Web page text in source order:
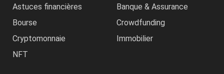
Astuces financières
Banque & Assurance
Bourse
Crowdfunding
Cryptomonnaie
Immobilier
NFT